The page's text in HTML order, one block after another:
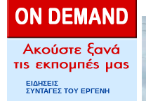
ΕΙΔΗΣΕΙΣ
ΣΥΝΤΑΓΕΣ ΤΟΥ ΕΡΓΕΝΗ